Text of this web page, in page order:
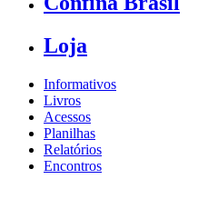
Loja
Informativos
Livros
Acessos
Planilhas
Relatórios
Encontros